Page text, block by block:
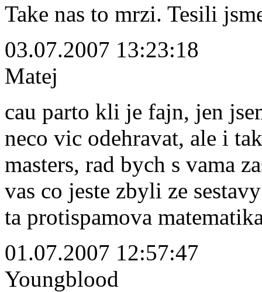
Take nas to mrzi. Tesili
03.07.2007 13:23:18
Matej
cau parto kli je fajn, jen
neco vic odehravat, ale i
masters, rad bych s vama
vas co jeste zbyli ze
ta protispamova
01.07.2007 12:57:47
Youngblood